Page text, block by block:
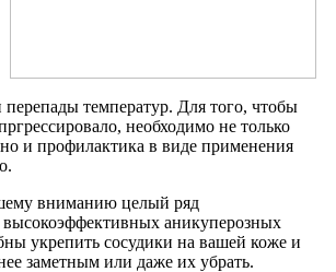
перепады температур. Для того, чтобы
необходимо не только
и профилактика в виде применения
вниманию целый ряд
аникуперозных
укрепить сосудики на вашей коже и
заметным или даже их убрать.